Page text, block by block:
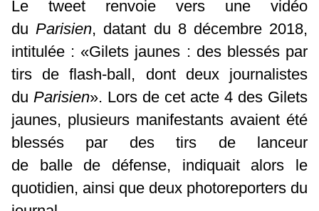
Le tweet renvoie vers une vidéo
du Parisien, datant du 8 décembre 2018,
intitulée : «Gilets jaunes : des blessés par
tirs de flash-ball, dont deux journalistes
du Parisien». Lors de cet acte 4 des Gilets
jaunes, plusieurs manifestants avaient été
blessés par des tirs de lanceur
de balle de défense, indiquait alors le
quotidien, ainsi que deux photoreporters du